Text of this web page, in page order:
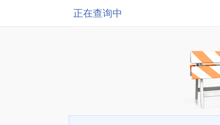
正在查询中